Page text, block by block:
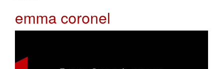
emma coronel